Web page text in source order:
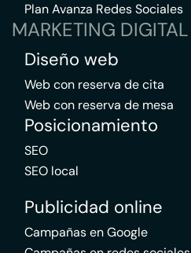
Plan Avanza Redes Sociales
MARKETING DIGITAL
Diseño web
Web con reserva de cita
Web con reserva de mesa
Posicionamiento
SEO
SEO local
Publicidad online
Campañas en Google